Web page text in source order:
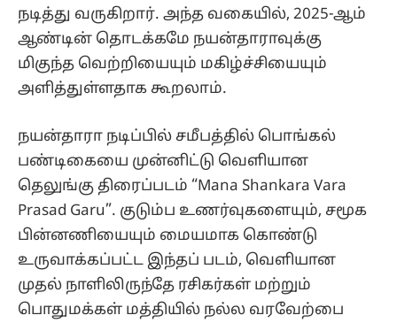
நடித்து வருகிறார். அந்த வகையில், 2025-ஆம்
ஆண்டின் தொடக்கமே நயன்தாராவுக்கு
மிகுந்த வெற்றியையும் மகிழ்ச்சியையும்
அளித்துள்ளதாக கூறலாம்.
நயன்தாரா நடிப்பில் சமீபத்தில் பொங்கல்
பண்டிகையை முன்னிட்டு வெளியான
தெலுங்கு திரைப்படம் “Mana Shankara Vara
Prasad Garu”. குடும்ப உணர்வுகளையும், சமூக
பின்னணியையும் மையமாக கொண்டு
உருவாக்கப்பட்ட இந்தப் படம், வெளியான
முதல் நாளிலிருந்தே ரசிகர்கள் மற்றும்
பொதுமக்கள் மத்தியில் நல்ல வரவேற்பை